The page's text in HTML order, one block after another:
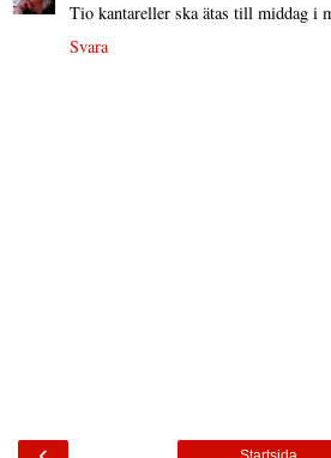
Tio kantareller ska ätas till middag i
Svara